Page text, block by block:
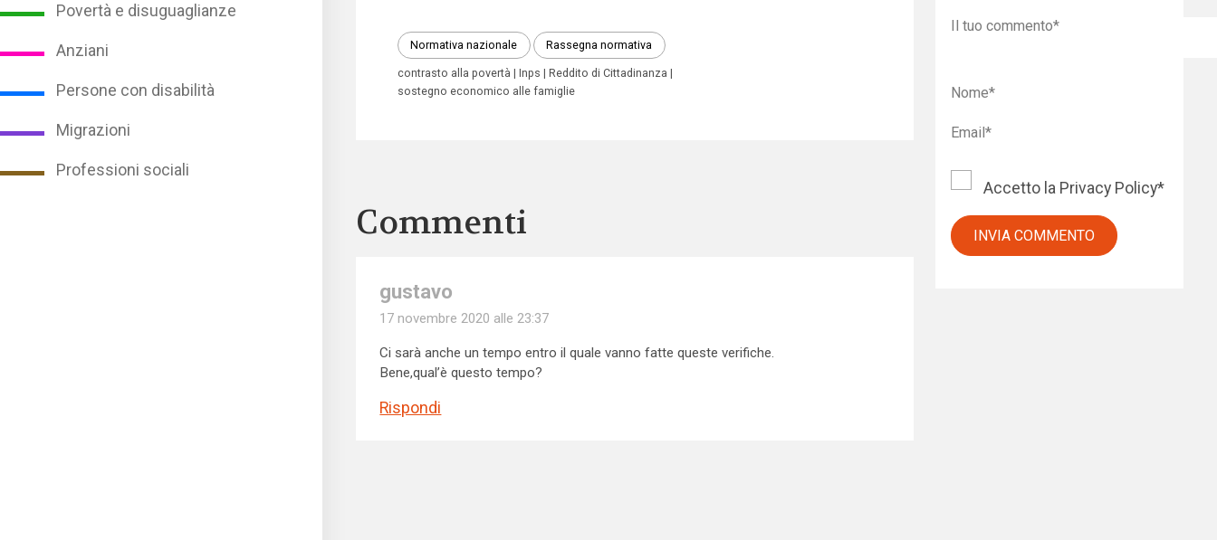
Povertà e disuguaglianze
Anziani
Persone con disabilità
Migrazioni
Professioni sociali
Normativa nazionale Rassegna normativa
contrasto alla povertà Inps
Reddito di Cittadinanza
sostegno economico alle famiglie
Commenti
gustavo
17 novembre 2020 alle 23:37
Ci sarà anche un tempo entro il quale vanno fatte queste verifiche.
Bene,qual’è questo tempo?
Rispondi
Accetto la Privacy Policy*